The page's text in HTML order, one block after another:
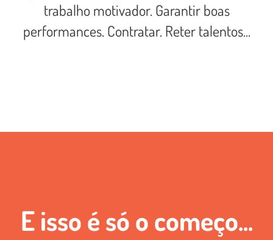
trabalho motivador. Garantir boas
performances. Contratar. Reter talentos...
E isso é só o começo...